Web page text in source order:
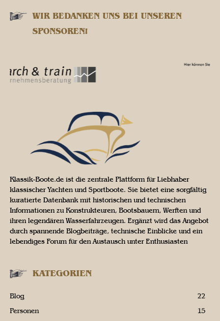
WIR BEDANKEN UNS BEI UNSEREN
SPONSOREN!
Klassik-Boote.de ist die zentrale Plattform für Liebhaber
klassischer Yachten und Sportboote. Sie bietet eine sorgfältig
kuratierte Datenbank mit historischen und technischen
Informationen zu Konstrukteuren, Bootsbauern, Werften und
ihren legendären Wasserfahrzeugen. Ergänzt wird das Angebot
durch spannende Blogbeiträge, technische Einblicke und ein
lebendiges Forum für den Austausch unter Enthusiasten
KATEGORIEN
Blog
22
Personen
15